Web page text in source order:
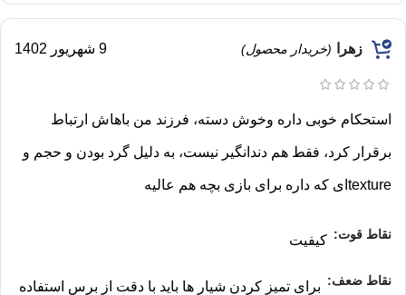
زهرا (خریدار محصول) 9 شهریور 1402
استحکام خوبی داره و‌خوش دسته، فرزند من باهاش ارتباط
برقرار کرد، فقط هم دندانگیر نیست، به دلیل گرد بودن و حجم و
textureای که داره برای بازی بچه هم عالیه
نقاط قوت: کیفیت
نقاط ضعف: برای تمیز کردن شیار ها باید با دقت از برس استفاده